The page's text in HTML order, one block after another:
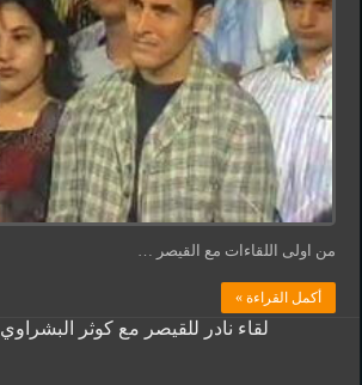
من اولى اللقاءات مع القيصر …
أكمل القراءة »
لقاء نادر للقيصر مع كوثر البشراوي ١٩٩٤ HD